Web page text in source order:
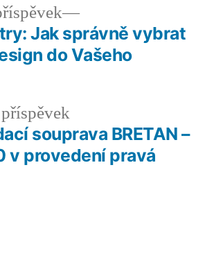
Předchozí
příspěvek:
souprava BRETAN –
v provedení pravá
Následující
příspěvek:
Jak správně vybrat
do Vašeho